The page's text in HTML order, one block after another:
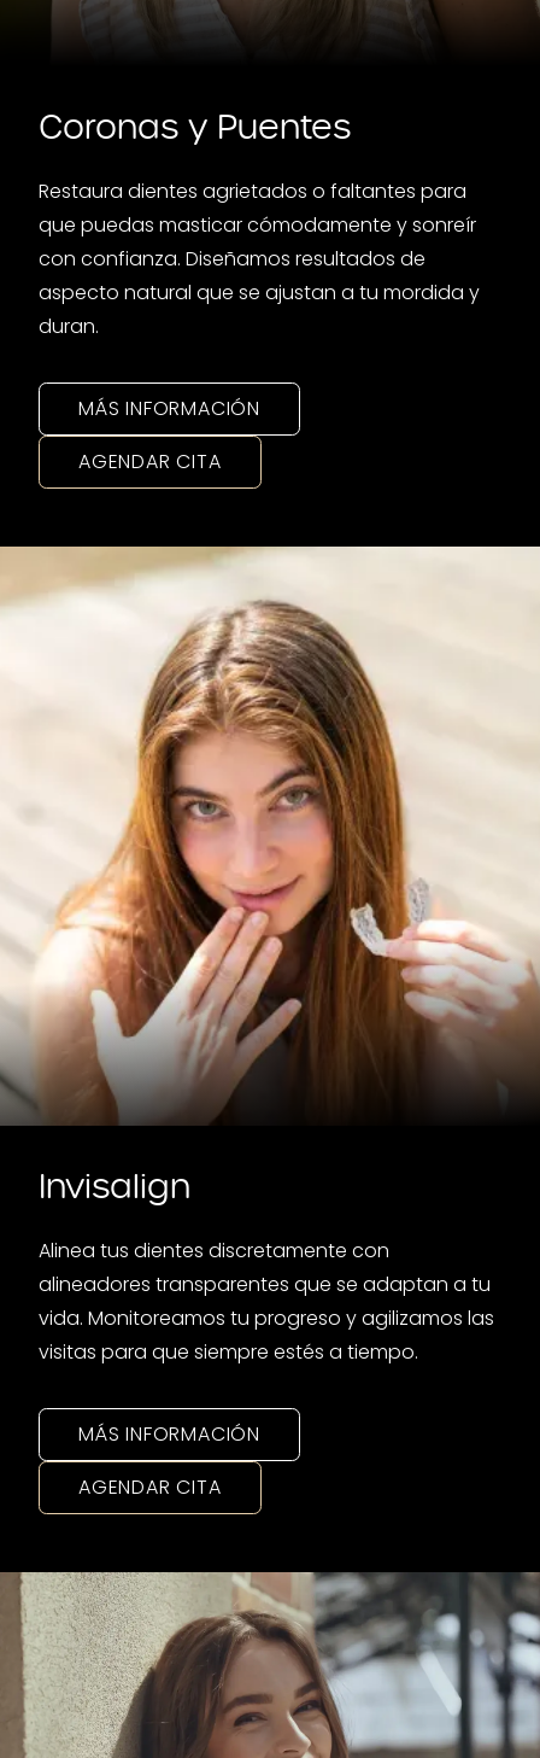
Coronas y Puentes
Restaura dientes agrietados o faltantes para
que puedas masticar cómodamente y sonreír
con confianza. Diseñamos resultados de
aspecto natural que se ajustan a tu mordida y
duran.
MÁS INFORMACIÓN
AGENDAR CITA
Invisalign
Alinea tus dientes discretamente con
alineadores transparentes que se adaptan a tu
vida. Monitoreamos tu progreso y agilizamos las
visitas para que siempre estés a tiempo.
MÁS INFORMACIÓN
AGENDAR CITA